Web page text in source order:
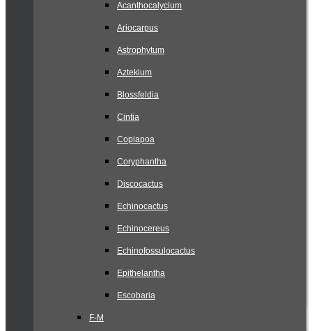
Acanthocalycium
Ariocarpus
Astrophytum
Aztekium
Blossfeldia
Cintia
Copiapoa
Coryphantha
Discocactus
Echinocactus
Echinocereus
Echinofossulocactus
Epithelantha
Escobaria
F-M